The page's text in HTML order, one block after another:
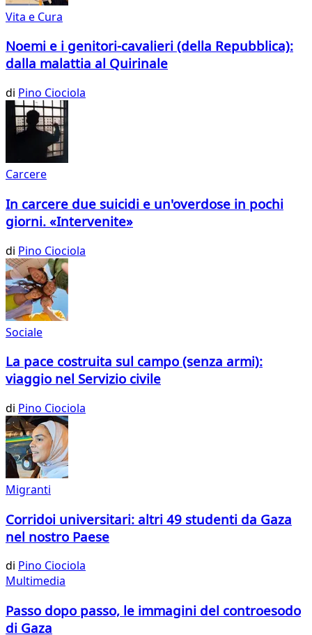
Vita e Cura
Noemi e i genitori-cavalieri (della Repubblica):
dalla malattia al Quirinale
di Pino Ciociola
Carcere
In carcere due suicidi e un'overdose in pochi
giorni. «Intervenite»
di Pino Ciociola
Sociale
La pace costruita sul campo (senza armi):
viaggio nel Servizio civile
di Pino Ciociola
Migranti
Corridoi universitari: altri 49 studenti da Gaza
nel nostro Paese
di Pino Ciociola
Multimedia
Passo dopo passo, le immagini del controesodo
di Gaza